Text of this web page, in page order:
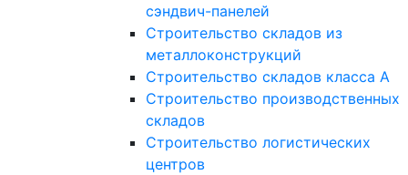
сэндвич-панелей
Строительство складов из
металлоконструкций
Строительство складов класса А
Строительство производственных
складов
Строительство логистических
центров